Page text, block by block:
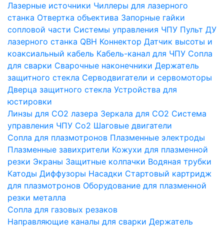
Лазерные источники Чиллеры для лазерного
станка Отвертка объектива Запорные гайки
сопловой части Системы управления ЧПУ Пульт ДУ
лазерного станка QBH Коннектор Датчик высоты и
коаксиальный кабель Кабель-канал для ЧПУ Сопла
для сварки Сварочные наконечники Держатель
защитного стекла Серводвигатели и сервомоторы
Дверца защитного стекла Устройства для
юстировки
Линзы для СО2 лазера Зеркала для СО2 Система
управления ЧПУ Co2 Шаговые двигатели
Сопла для плазмотронов Плазменные электроды
Плазменные завихрители Кожухи для плазменной
резки Экраны Защитные колпачки Водяная трубки
Катоды Диффузоры Насадки Стартовый картридж
для плазмотронов Оборудование для плазменной
резки металла
Сопла для газовых резаков
Направляющие каналы для сварки Держатель